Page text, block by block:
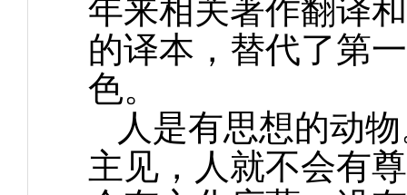
年来相关著作翻译
的译本，替代了第
色。
人是有思想的动
主见，人就不会有